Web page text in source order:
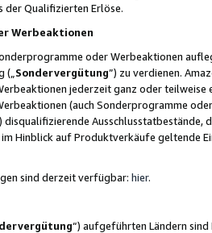
der Qualifizierten Erlöse.
Werbeaktionen
oder Werbeaktionen
Sondervergütung”) zu verdienen.
jederzeit ganz oder
(auch Sonderprogramme
Ausschlusstatbestände,
Hinblick auf Produktverkäufe geltende
sind derzeit verfügbar: hier.
“) aufgeführten Ländern